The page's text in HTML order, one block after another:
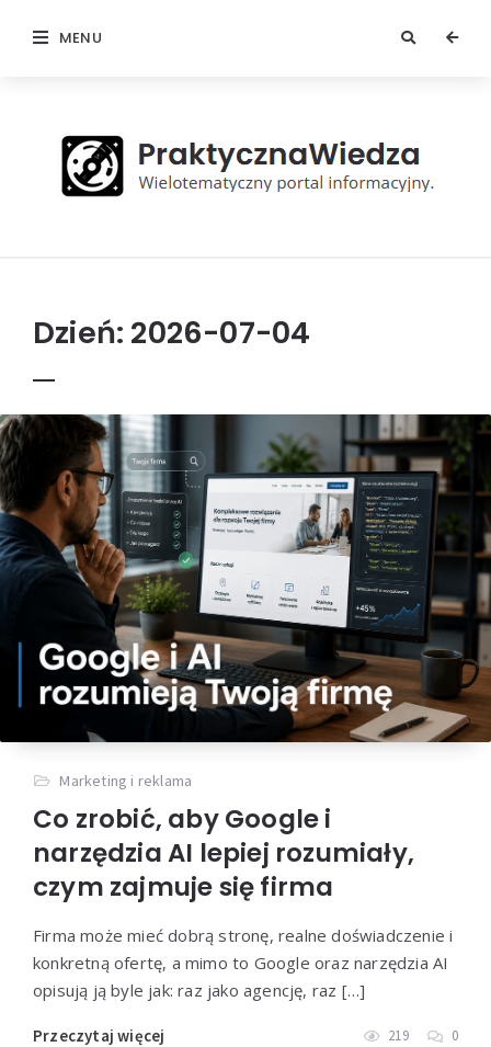
MENU
Dzień: 2026-07-04
Marketing i reklama
Co zrobić, aby Google i
narzędzia AI lepiej rozumiały,
czym zajmuje się firma
Firma może mieć dobrą stronę, realne doświadczenie i
konkretną ofertę, a mimo to Google oraz narzędzia AI
opisują ją byle jak: raz jako agencję, raz […]
Przeczytaj więcej 219 0